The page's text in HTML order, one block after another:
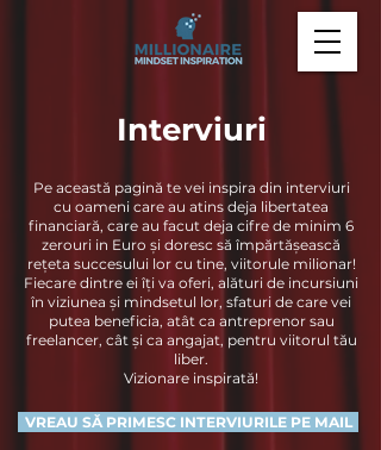
Interviuri
Pe această pagină te vei inspira din interviuri
cu oameni care au atins deja libertatea
financiară, care au facut deja cifre de minim 6
zerouri in Euro și doresc să împărtășească
rețeta succesului lor cu tine, viitorule milionar!
Fiecare dintre ei îți va oferi, alături de incursiuni
în viziunea și mindsetul lor, sfaturi de care vei
putea beneficia, atât ca antreprenor sau
freelancer, cât și ca angajat, pentru viitorul tău
liber.
Vizionare inspirată!
VREAU SĂ PRIMESC INTERVIURILE PE MAIL